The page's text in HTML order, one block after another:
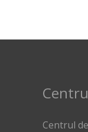
Centrul